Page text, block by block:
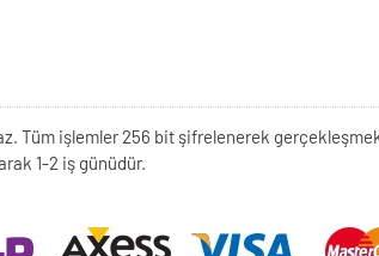
Tüm işlemler 256 bit şifrelenerek
1-2 iş günüdür.